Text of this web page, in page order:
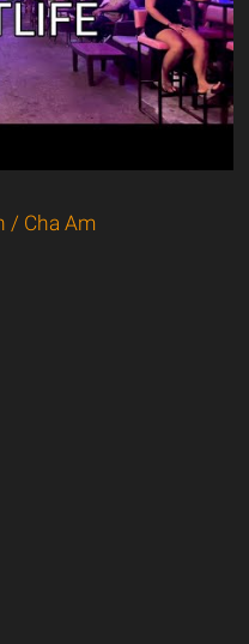
/ Cha Am